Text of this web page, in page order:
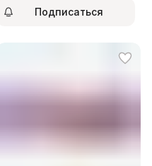
Подписаться